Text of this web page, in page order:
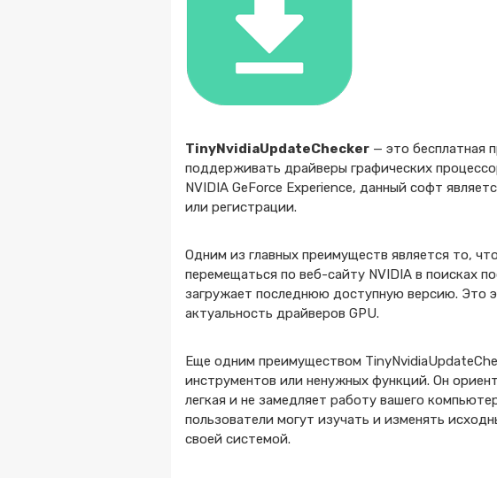
TinyNvidiaUpdateChecker — это бесплатная
поддерживать драйверы графических
NVIDIA GeForce Experience, данный софт
или регистрации.
Одним из главных преимуществ является то,
перемещаться по веб-сайту NVIDIA в поисках
загружает последнюю доступную версию. Это
актуальность драйверов GPU.
Еще одним преимуществом
инструментов или ненужных функций. Он
легкая и не замедляет работу вашего
пользователи могут изучать и изменять
своей системой.